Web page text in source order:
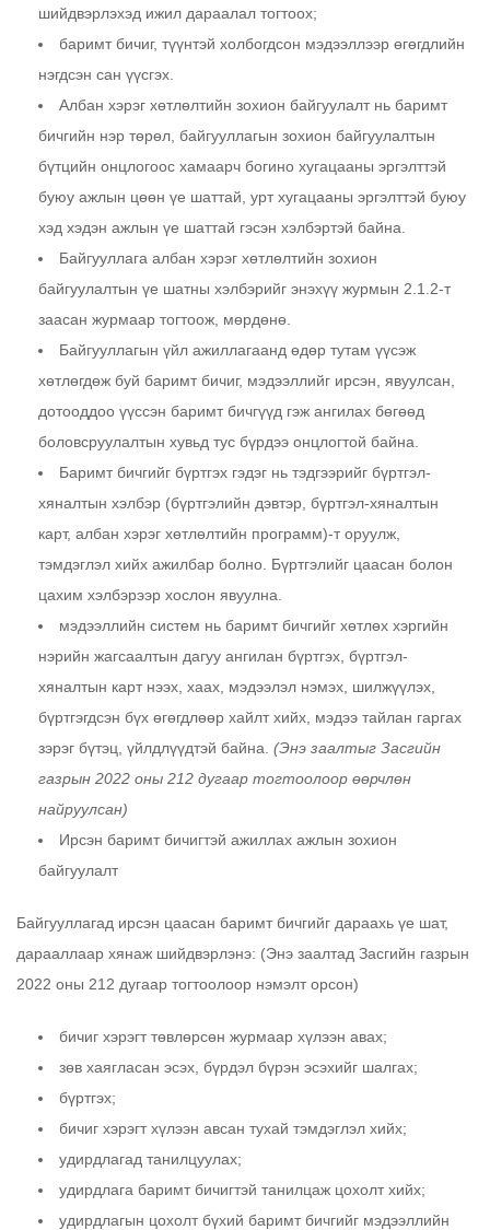
шийдвэрлэхэд ижил дараалал тогтоох;
баримт бичиг, түүнтэй холбогдсон мэдээллээр өгөгдлийн
нэгдсэн сан үүсгэх.
Албан хэрэг хөтлөлтийн зохион байгуулалт нь баримт
бичгийн нэр төрөл, байгууллагын зохион байгуулалтын
бүтцийн онцлогоос хамаарч богино хугацааны эргэлттэй
буюу ажлын цөөн үе шаттай, урт хугацааны эргэлттэй буюу
хэд хэдэн ажлын үе шаттай гэсэн хэлбэртэй байна.
Байгууллага албан хэрэг хөтлөлтийн зохион
байгуулалтын үе шатны хэлбэрийг энэхүү журмын 2.1.2-т
заасан журмаар тогтоож, мөрдөнө.
Байгууллагын үйл ажиллагаанд өдөр тутам үүсэж
хөтлөгдөж буй баримт бичиг, мэдээллийг ирсэн, явуулсан,
дотооддоо үүссэн баримт бичгүүд гэж ангилах бөгөөд
боловсруулалтын хувьд тус бүрдээ онцлогтой байна.
Баримт бичгийг бүртгэх гэдэг нь тэдгээрийг бүртгэл-
хяналтын хэлбэр (бүртгэлийн дэвтэр, бүртгэл-хяналтын
карт, албан хэрэг хөтлөлтийн программ)-т оруулж,
тэмдэглэл хийх ажилбар болно. Бүртгэлийг цаасан болон
цахим хэлбэрээр хослон явуулна.
мэдээллийн систем нь баримт бичгийг хөтлөх хэргийн
нэрийн жагсаалтын дагуу ангилан бүртгэх, бүртгэл-
хяналтын карт нээх, хаах, мэдээлэл нэмэх, шилжүүлэх,
бүртгэгдсэн бүх өгөгдлөөр хайлт хийх, мэдээ тайлан гаргах
зэрэг бүтэц, үйлдлүүдтэй байна. (Энэ заалтыг Засгийн
газрын 2022 оны 212 дугаар тогтоолоор өөрчлөн
найруулсан)
Ирсэн баримт бичигтэй ажиллах ажлын зохион
байгуулалт
Байгууллагад ирсэн цаасан баримт бичгийг дараахь үе шат,
дарааллаар хянаж шийдвэрлэнэ: (Энэ заалтад Засгийн газрын
2022 оны 212 дугаар тогтоолоор нэмэлт орсон)
бичиг хэрэгт төвлөрсөн журмаар хүлээн авах;
зөв хаягласан эсэх, бүрдэл бүрэн эсэхийг шалгах;
бүртгэх;
бичиг хэрэгт хүлээн авсан тухай тэмдэглэл хийх;
удирдлагад танилцуулах;
удирдлага баримт бичигтэй танилцаж цохолт хийх;
удирдлагын цохолт бүхий баримт бичгийг мэдээллийн